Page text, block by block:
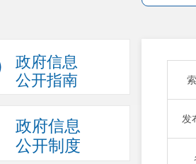
政府信息
公开指南
政府信息
公开制度
发